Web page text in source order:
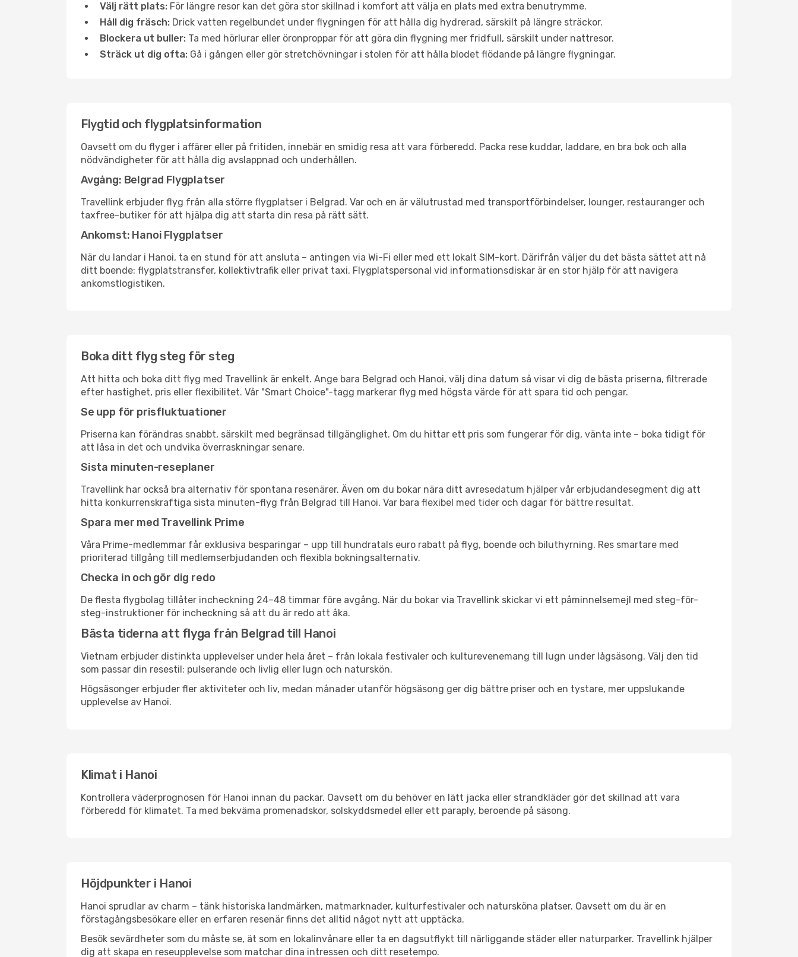
Välj rätt plats: För längre resor kan det göra stor skillnad i komfort att välja en plats med extra benutrymme.
Håll dig fräsch: Drick vatten regelbundet under flygningen för att hålla dig hydrerad, särskilt på längre sträckor.
Blockera ut buller: Ta med hörlurar eller öronproppar för att göra din flygning mer fridfull, särskilt under nattresor.
Sträck ut dig ofta: Gå i gången eller gör stretchövningar i stolen för att hålla blodet flödande på längre flygningar.
Flygtid och flygplatsinformation
Oavsett om du flyger i affärer eller på fritiden, innebär en smidig resa att vara förberedd. Packa rese kuddar, laddare, en bra bok och alla
nödvändigheter för att hålla dig avslappnad och underhållen.
Avgång: Belgrad Flygplatser
Travellink erbjuder flyg från alla större flygplatser i Belgrad. Var och en är välutrustad med transportförbindelser, lounger, restauranger och
taxfree-butiker för att hjälpa dig att starta din resa på rätt sätt.
Ankomst: Hanoi Flygplatser
När du landar i Hanoi, ta en stund för att ansluta – antingen via Wi-Fi eller med ett lokalt SIM-kort. Därifrån väljer du det bästa sättet att nå
ditt boende: flygplatstransfer, kollektivtrafik eller privat taxi. Flygplatspersonal vid informationsdiskar är en stor hjälp för att navigera
ankomstlogistiken.
Boka ditt flyg steg för steg
Att hitta och boka ditt flyg med Travellink är enkelt. Ange bara Belgrad och Hanoi, välj dina datum så visar vi dig de bästa priserna, filtrerade
efter hastighet, pris eller flexibilitet. Vår "Smart Choice"-tagg markerar flyg med högsta värde för att spara tid och pengar.
Se upp för prisfluktuationer
Priserna kan förändras snabbt, särskilt med begränsad tillgänglighet. Om du hittar ett pris som fungerar för dig, vänta inte – boka tidigt för
att låsa in det och undvika överraskningar senare.
Sista minuten-reseplaner
Travellink har också bra alternativ för spontana resenärer. Även om du bokar nära ditt avresedatum hjälper vår erbjudandesegment dig att
hitta konkurrenskraftiga sista minuten-flyg från Belgrad till Hanoi. Var bara flexibel med tider och dagar för bättre resultat.
Spara mer med Travellink Prime
Våra Prime-medlemmar får exklusiva besparingar – upp till hundratals euro rabatt på flyg, boende och biluthyrning. Res smartare med
prioriterad tillgång till medlemserbjudanden och flexibla bokningsalternativ.
Checka in och gör dig redo
De flesta flygbolag tillåter incheckning 24–48 timmar före avgång. När du bokar via Travellink skickar vi ett påminnelsemejl med steg-för-
steg-instruktioner för incheckning så att du är redo att åka.
Bästa tiderna att flyga från Belgrad till Hanoi
Vietnam erbjuder distinkta upplevelser under hela året – från lokala festivaler och kulturevenemang till lugn under lågsäsong. Välj den tid
som passar din resestil: pulserande och livlig eller lugn och naturskön.
Högsäsonger erbjuder fler aktiviteter och liv, medan månader utanför högsäsong ger dig bättre priser och en tystare, mer uppslukande
upplevelse av Hanoi.
Klimat i Hanoi
Kontrollera väderprognosen för Hanoi innan du packar. Oavsett om du behöver en lätt jacka eller strandkläder gör det skillnad att vara
förberedd för klimatet. Ta med bekväma promenadskor, solskyddsmedel eller ett paraply, beroende på säsong.
Höjdpunkter i Hanoi
Hanoi sprudlar av charm – tänk historiska landmärken, matmarknader, kulturfestivaler och natursköna platser. Oavsett om du är en
förstagångsbesökare eller en erfaren resenär finns det alltid något nytt att upptäcka.
Besök sevärdheter som du måste se, ät som en lokalinvånare eller ta en dagsutflykt till närliggande städer eller naturparker. Travellink hjälper
dig att skapa en reseupplevelse som matchar dina intressen och ditt resetempo.